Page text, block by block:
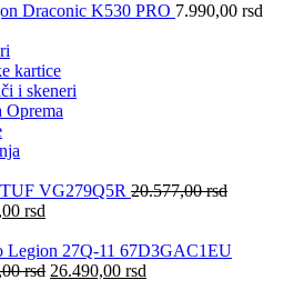
Draconic K530 PRO 7.990,00 rsd
kartice
i skeneri
Oprema
VG279Q5R 20.577,00rsd
rsd
Legion 27Q-11 67D3GAC1EU
rsd 26.490,00 rsd